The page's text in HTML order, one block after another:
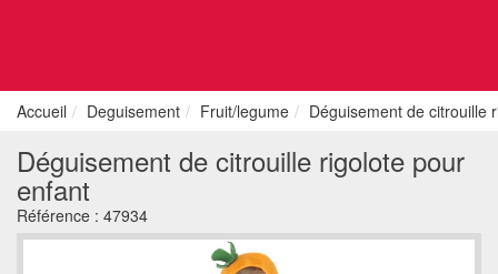
Accueil Deguisement Fruit/legume Déguisement de citrouille
Déguisement de citrouille rigolote pour
enfant
Référence : 47934